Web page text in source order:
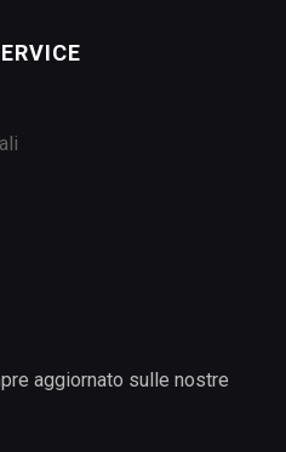
aggiornato sulle nostre